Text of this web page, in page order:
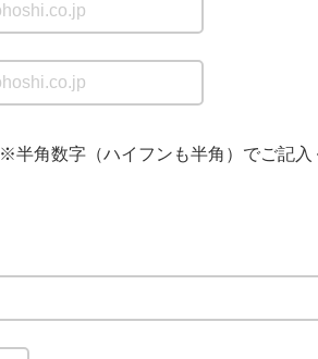
※半角数字（ハイフンも半角）でご記入